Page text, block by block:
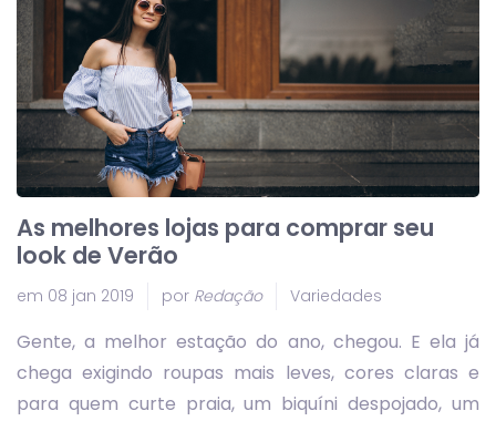
As melhores lojas para comprar seu
look de Verão
em 08 jan 2019 por Redação Variedades
Gente, a melhor estação do ano, chegou. E ela já
chega exigindo roupas mais leves, cores claras e
para quem curte praia, um biquíni despojado, um